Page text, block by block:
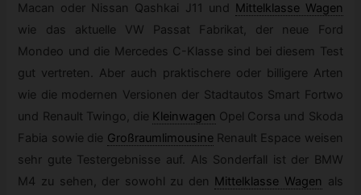
Macan oder Nissan Qashkai J11 und Mittelklasse Wagen
wie das aktuelle VW Passat Fabrikat, der neue Ford
Mondeo und die Mercedes C-Klasse sind bei diesem Test
gut vertreten. Aber auch praktischere oder billigere Arten
wie die modernen Versionen der Stadtautos Smart Fortwo
und Renault Twingo, die Kleinwagen Opel Corsa und Skoda
Fabia sowie die Großraumlimousine Renault Espace weisen
sehr gute Testergebnisse auf. Als Sonderfall ist der BMW
M4 zu sehen, der sowohl zu den Mittelklasse Wagen als